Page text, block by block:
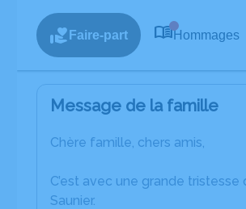
Faire-part Hommages
Message de la famille
Chère famille, chers amis,
C’est avec une grande
Saunier.